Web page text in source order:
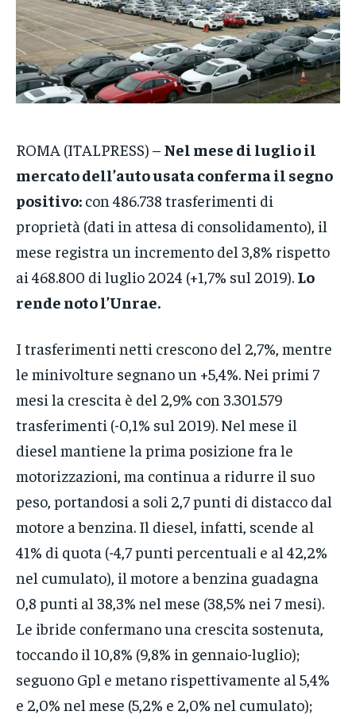
VENETO
POLITICA
ECONOMIA
GRUPPO
CONTATTI
VENETO
POLITICA
ECONOMIA
GRUPPO
CONTATTI
VENETO
POLITICA
ECONOMIA
GRUPPO
CONTATTI
ROMA (ITALPRESS) – Nel mese di luglio il
mercato dell’auto usata conferma il segno
positivo: con 486.738 trasferimenti di
proprietà (dati in attesa di consolidamento), il
mese registra un incremento del 3,8% rispetto
ai 468.800 di luglio 2024 (+1,7% sul 2019). Lo
rende noto l’Unrae.
I trasferimenti netti crescono del 2,7%, mentre
le minivolture segnano un +5,4%. Nei primi 7
mesi la crescita è del 2,9% con 3.301.579
trasferimenti (-0,1% sul 2019). Nel mese il
diesel mantiene la prima posizione fra le
motorizzazioni, ma continua a ridurre il suo
peso, portandosi a soli 2,7 punti di distacco dal
motore a benzina. Il diesel, infatti, scende al
41% di quota (-4,7 punti percentuali e al 42,2%
nel cumulato), il motore a benzina guadagna
0,8 punti al 38,3% nel mese (38,5% nei 7 mesi).
Le ibride confermano una crescita sostenuta,
toccando il 10,8% (9,8% in gennaio-luglio);
seguono Gpl e metano rispettivamente al 5,4%
e 2,0% nel mese (5,2% e 2,0% nel cumulato);